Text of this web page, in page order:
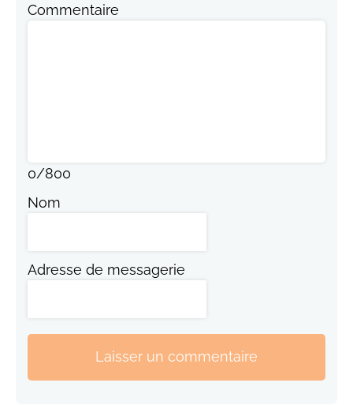
Commentaire
0/800
Nom
Adresse de messagerie
Laisser un commentaire